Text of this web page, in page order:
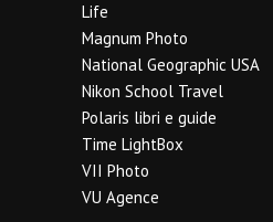
Life
Magnum Photo
National Geographic USA
Nikon School Travel
Polaris libri e guide
Time LightBox
VII Photo
VU Agence